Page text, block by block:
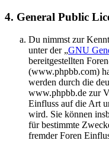
4. General Public
Du nimmst zur
unter der „GNU
bereitgestellten
(www.phpbb.com)
werden durch die
www.phpbb.de zur
Einfluss auf die Art
wird. Sie können
für bestimmte
fremder Foren